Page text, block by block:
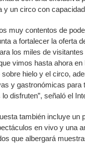
y un circo con
muy contentos de
a fortalecer la oferta
los miles de
vimos hasta ahora
sobre hielo y el circo,
y gastronómicas
disfruten”, señaló el
también incluye un
en vivo y una
que albergará